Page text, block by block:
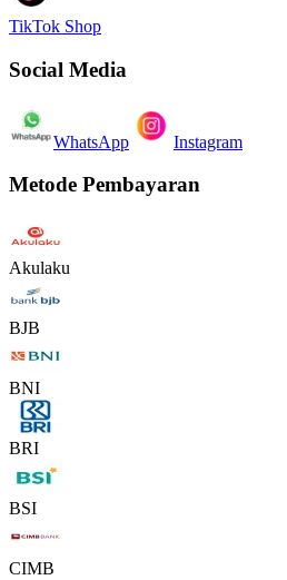
TikTok Shop
Social Media
WhatsApp Instagram
Metode Pembayaran
Akulaku
BJB
BNI
BRI
BSI
CIMB